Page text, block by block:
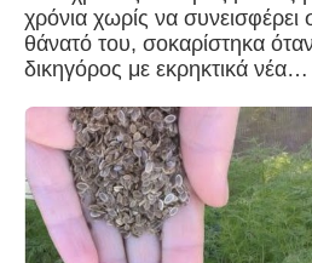
χρόνια χωρίς να
θάνατό του, σοκαρίστηκα
δικηγόρος με εκρηκτικά νέα…